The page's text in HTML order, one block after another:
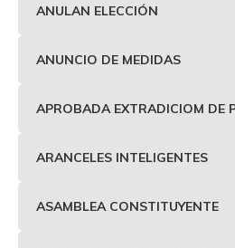
ANULAN ELECCIÓN
ANUNCIO DE MEDIDAS
APROBADA EXTRADICIOM DE
ARANCELES INTELIGENTES
ASAMBLEA CONSTITUYENTE